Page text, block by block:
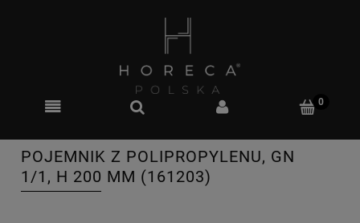
POJEMNIK Z POLIPROPYLENU, GN
1/1, H 200 MM (161203)